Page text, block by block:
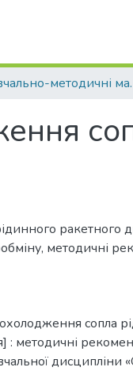
ракетного
, методичні
сопла
: методичні
дисципліни